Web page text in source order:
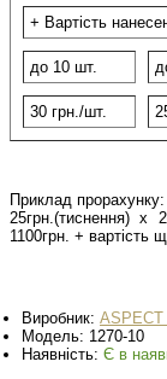
+ Вартість
до 10 шт.
30 грн./шт.
Приклад
25грн.(тиснення) х
1100грн. + вартість
Виробник: ASPECT
Модель: 1270-10
Наявність: Є в